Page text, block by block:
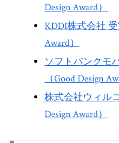
Design Award）
KDDI株式会社
Award）
ソフトバンクモ
（Good Design
株式会社ウィル
Design Award）